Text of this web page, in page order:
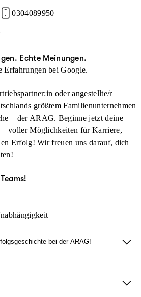
0304089950
Echte Meinungen.
Erfahrungen bei Google.
oder angestellte/r
größtem Familienunternehmen
– der ARAG. Beginne jetzt deine
– voller Möglichkeiten für Karriere,
Erfolg! Wir freuen uns darauf, dich
bei der ARAG!
echten Zusammenhalt